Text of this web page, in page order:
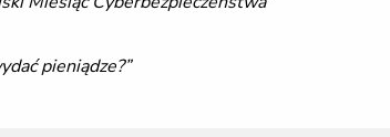
pieniądze?”